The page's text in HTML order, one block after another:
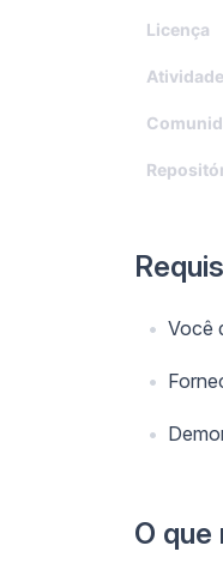
Licença
Atividade
Você
O que